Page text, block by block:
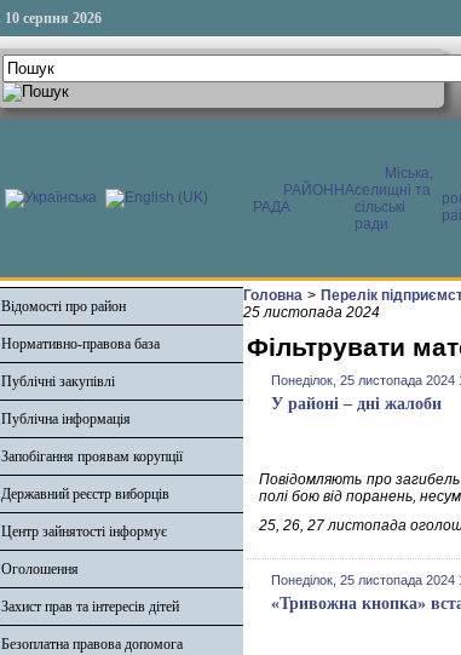
10 серпня 2026
РАЙОННА
РАДА
Міська,
селищні та
сільські
ради
Відомості про район
Нормативно-правова база
Публічні закупівлі
Публічна інформація
Запобігання проявам корупції
Державний реєстр виборців
Центр зайнятості інформує
Оголошення
Захист прав та інтересів дітей
Безоплатна правова допомога
Головна > Перелік
25 листопада 2024
Фільтрувати
Понеділок, 25 листопада 2024
У районі – дні жалоби
Повідомляють про загибель
полі бою від поранень,
25, 26, 27 листопада
Понеділок, 25 листопада 2024
«Тривожна кнопка»